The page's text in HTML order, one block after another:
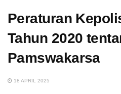
Peraturan
Tahun 2020
Pamswakarsa
18 APRIL 2025